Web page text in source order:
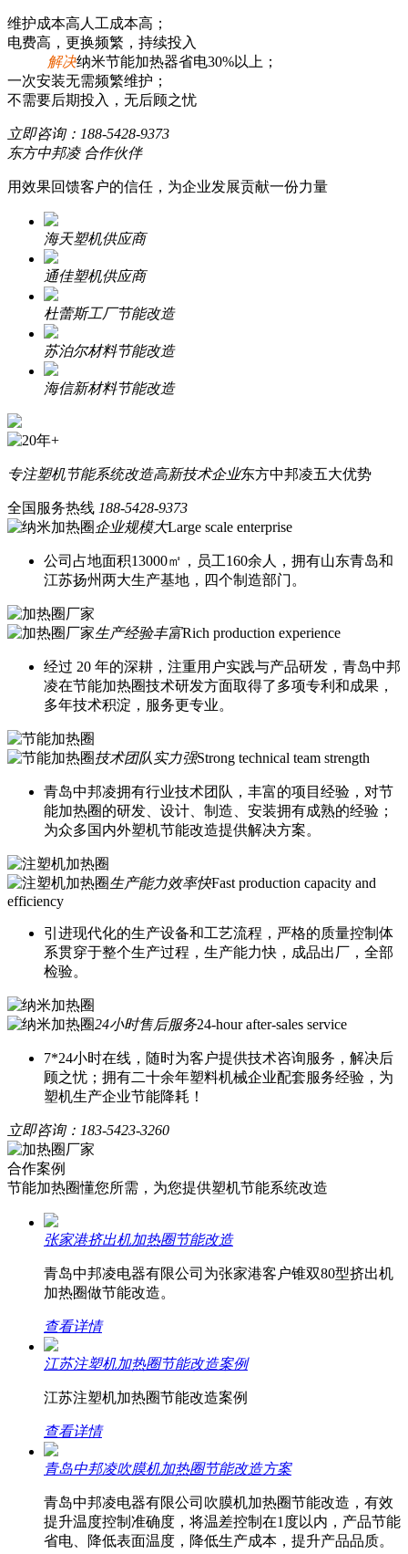
维护成本高人工成本高；
电费高，更换频繁，持续投入
解决纳米节能加热器省电30%以上；
一次安装无需频繁维护；
不需要后期投入，无后顾之忧
立即咨询： 188-5428-9373
东方中邦凌 合作伙伴
用效果回馈客户的信任，为企业发展贡献一份力量
海天塑机供应商
通佳塑机供应商
杜蕾斯工厂节能改造
苏泊尔材料节能改造
海信新材料节能改造
专注塑机节能系统改造高新技术企业东方中邦凌五大优势
全国服务热线 188-5428-9373
企业规模大Large scale enterprise
公司占地面积13000㎡，员工160余人，拥有山东青岛和
江苏扬州两大生产基地，四个制造部门。
生产经验丰富Rich production experience
经过 20 年的深耕，注重用户实践与产品研发，青岛中邦
凌在节能加热圈技术研发方面取得了多项专利和成果，
多年技术积淀，服务更专业。
技术团队实力强Strong technical team strength
青岛中邦凌拥有行业技术团队，丰富的项目经验，对节
能加热圈的研发、设计、制造、安装拥有成熟的经验；
为众多国内外塑机节能改造提供解决方案。
生产能力效率快Fast production capacity and
efficiency
引进现代化的生产设备和工艺流程，严格的质量控制体
系贯穿于整个生产过程，生产能力快，成品出厂，全部
检验。
24小时售后服务24-hour after-sales service
7*24小时在线，随时为客户提供技术咨询服务，解决后
顾之忧；拥有二十余年塑料机械企业配套服务经验，为
塑机生产企业节能降耗！
立即咨询： 183-5423-3260
合作案例
节能加热圈懂您所需，为您提供塑机节能系统改造
张家港挤出机加热圈节能改造
青岛中邦凌电器有限公司为张家港客户锥双80型挤出机
加热圈做节能改造。
查看详情
江苏注塑机加热圈节能改造案例
江苏注塑机加热圈节能改造案例
查看详情
青岛中邦凌吹膜机加热圈节能改造方案
青岛中邦凌电器有限公司吹膜机加热圈节能改造，有效
提升温度控制准确度，将温差控制在1度以内，产品节能
省电、降低表面温度，降低生产成本，提升产品品质。